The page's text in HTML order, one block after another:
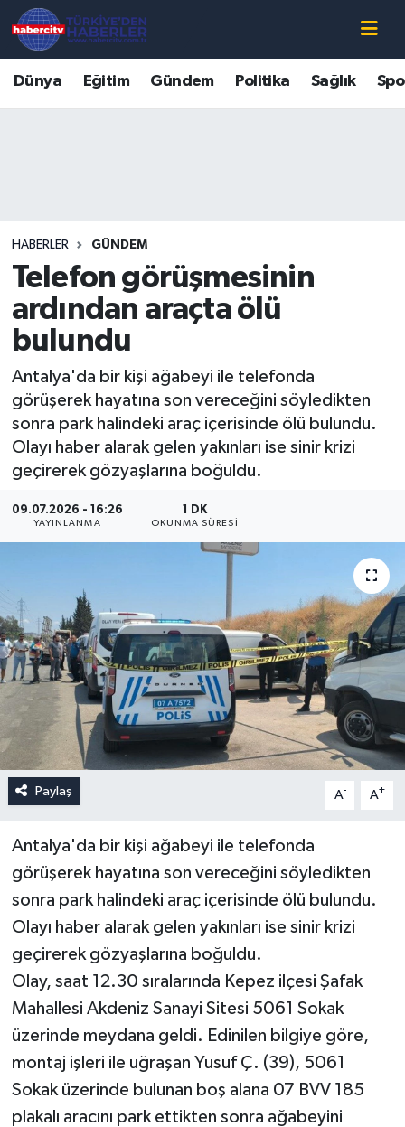
Dünya Eğitim Gündem Politika Sağlık
HABERLER GÜNDEM
Telefon görüşmesinin
ardından araçta ölü
bulundu
Antalya'da bir kişi ağabeyi ile telefonda
görüşerek hayatına son vereceğini söyledikten
sonra park halindeki araç içerisinde ölü bulundu.
Olayı haber alarak gelen yakınları ise sinir krizi
geçirerek gözyaşlarına boğuldu.
09.07.2026 - 16:26
YAYINLANMA
1 DK
OKUNMA SÜRESI
Paylaş A- A+
Antalya'da bir kişi ağabeyi ile telefonda
görüşerek hayatına son vereceğini söyledikten
sonra park halindeki araç içerisinde ölü bulundu.
Olayı haber alarak gelen yakınları ise sinir krizi
geçirerek gözyaşlarına boğuldu.
Olay, saat 12.30 sıralarında Kepez ilçesi Şafak
Mahallesi Akdeniz Sanayi Sitesi 5061 Sokak
üzerinde meydana geldi. Edinilen bilgiye göre,
montaj işleri ile uğraşan Yusuf Ç. (39), 5061
Sokak üzerinde bulunan boş alana 07 BVV 185
plakalı aracını park ettikten sonra ağabeyini
Süper Lig Puan Durumu ve Fikstür
Tüm Manşetler
Son Dakika Haberleri
Haber Arşivi